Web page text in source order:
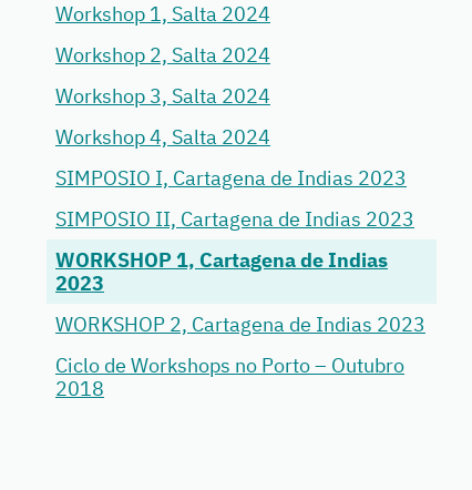
Workshop 1, Salta 2024
Workshop 2, Salta 2024
Workshop 3, Salta 2024
Workshop 4, Salta 2024
SIMPOSIO I, Cartagena de Indias 2023
SIMPOSIO II, Cartagena de Indias 2023
WORKSHOP 1, Cartagena de Indias
2023
WORKSHOP 2, Cartagena de Indias 2023
Ciclo de Workshops no Porto – Outubro
2018